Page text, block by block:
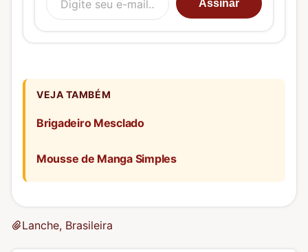
Assinar
VEJA TAMBÉM
Brigadeiro Mesclado
Mousse de Manga Simples
Lanche, Brasileira